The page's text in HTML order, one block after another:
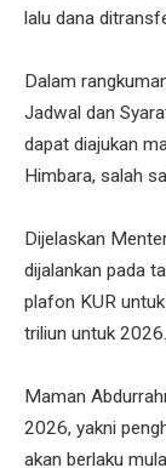
lalu dana
Dalam
Jadwal dan
dapat diajukan
Himbara, salah
Dijelaskan
dijalankan pada
plafon KUR
triliun untuk 2026.
Maman
2026, yakni
akan berlaku